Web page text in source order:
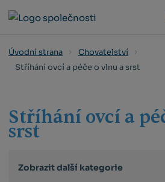
Úvodní strana
Chovatelství
Stříhání ovcí a péče o vlnu a srst
Stříhání ovcí a
srst
Zobrazit další kategorie